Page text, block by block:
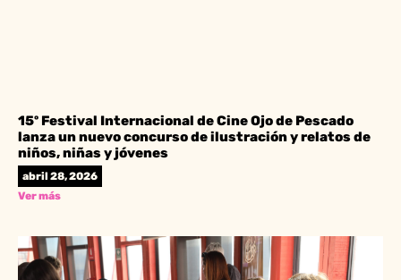
15º Festival Internacional de Cine Ojo de Pescado
lanza un nuevo concurso de ilustración y relatos de
niños, niñas y jóvenes
abril 28, 2026
Ver más